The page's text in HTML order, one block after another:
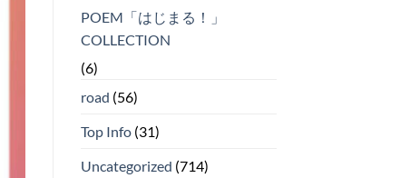
POEM「はじまる！」
COLLECTION
(6)
road (56)
Top Info(31)
Uncategorized (714)